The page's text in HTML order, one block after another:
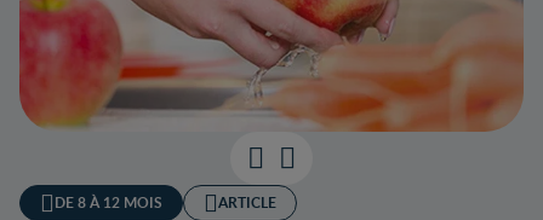
DE 8 À 12 MOIS ARTICLE